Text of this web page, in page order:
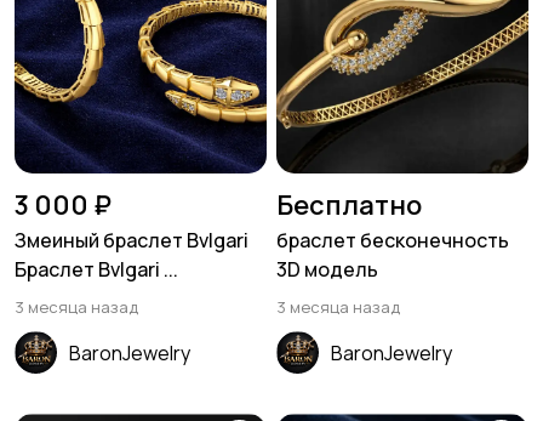
3 000 ₽
Змеиный браслет Bvlgari
Браслет Bvlgari ...
3 месяца назад
BaronJewelry
Бесплатно
браслет бесконечность
3D модель
3 месяца назад
BaronJewelry